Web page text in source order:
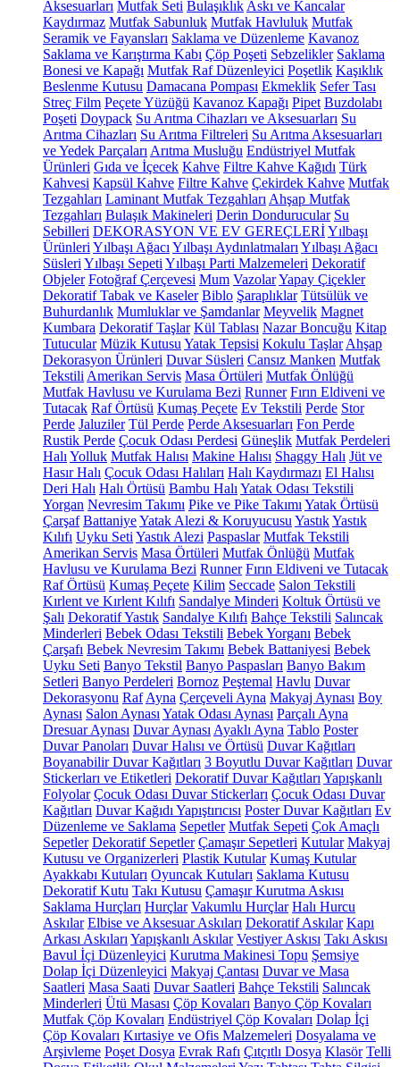
Aksesuarları Mutfak Seti Bulaşıklık Askı ve Kancalar
Kaydırmaz Mutfak Sabunluk Mutfak Havluluk Mutfak
Seramik ve Fayansları Saklama ve Düzenleme Kavanoz
Saklama ve Karıştırma Kabı Çöp Poşeti Sebzelikler Saklama
Bonesi ve Kapağı Mutfak Raf Düzenleyici Poşetlik Kaşıklık
Beslenme Kutusu Damacana Pompası Ekmeklik Sefer Tası
Streç Film Peçete Yüzüğü Kavanoz Kapağı Pipet Buzdolabı
Poşeti Doypack Su Arıtma Cihazları ve Aksesuarları Su
Arıtma Cihazları Su Arıtma Filtreleri Su Arıtma Aksesuarları
ve Yedek Parçaları Arıtma Musluğu Endüstriyel Mutfak
Ürünleri Gıda ve İçecek Kahve Filtre Kahve Kağıdı Türk
Kahvesi Kapsül Kahve Filtre Kahve Çekirdek Kahve Mutfak
Tezgahları Laminant Mutfak Tezgahları Ahşap Mutfak
Tezgahları Bulaşık Makineleri Derin Dondurucular Su
Sebilleri DEKORASYON VE EV GEREÇLERİYılbaşı
Ürünleri Yılbaşı Ağacı Yılbaşı Aydınlatmaları Yılbaşı Ağacı
Süsleri Yılbaşı Sepeti Yılbaşı Parti Malzemeleri Dekoratif
Objeler Fotoğraf Çerçevesi Mum VazolarYapay Çiçekler
Dekoratif Tabak ve Kaseler Biblo Şaraplıklar Tütsülük ve
Buhurdanlık Mumluklar ve Şamdanlar Meyvelik Magnet
Kumbara Dekoratif Taşlar Kül Tablası Nazar Boncuğu Kitap
Tutucular Müzik Kutusu Yatak Tepsisi Kokulu Taşlar Ahşap
Dekorasyon Ürünleri Duvar Süsleri Cansız Manken Mutfak
Tekstili Amerikan Servis Masa Örtüleri Mutfak Önlüğü
Mutfak Havlusu ve Kurulama Bezi Runner Fırın Eldiveni ve
Tutacak Raf Örtüsü Kumaş Peçete Ev Tekstili Perde Stor
Perde Jaluziler Tül Perde Perde Aksesuarları Fon Perde
Rustik Perde Çocuk Odası Perdesi Güneşlik Mutfak Perdeleri
Halı Yolluk Mutfak Halısı Makine Halısı Shaggy Halı Jüt ve
Hasır Halı Çocuk Odası Halıları Halı Kaydırmazı El Halısı
Deri Halı Halı Örtüsü Bambu Halı Yatak Odası Tekstili
Yorgan Nevresim Takımı Pike ve Pike Takımı Yatak Örtüsü
Çarşaf BattaniyeYatak Alezi & Koruyucusu YastıkYastık
Kılıfı Uyku Seti Yastık Alezi Paspaslar Mutfak Tekstili
Amerikan Servis Masa Örtüleri Mutfak Önlüğü Mutfak
Havlusu ve Kurulama Bezi Runner Fırın Eldiveni ve Tutacak
Raf Örtüsü Kumaş Peçete Kilim Seccade Salon Tekstili
Kırlent ve Kırlent Kılıfı Sandalye Minderi Koltuk Örtüsü ve
Şalı Dekoratif Yastık Sandalye Kılıfı Bahçe Tekstili Salıncak
Minderleri Bebek Odası Tekstili Bebek Yorganı Bebek
Çarşafı Bebek Nevresim Takımı Bebek Battaniyesi Bebek
Uyku Seti Banyo Tekstil Banyo Paspasları Banyo Bakım
Setleri Banyo Perdeleri Bornoz Peştemal Havlu Duvar
Dekorasyonu Raf Ayna Çerçeveli Ayna Makyaj Aynası Boy
Aynası Salon Aynası Yatak Odası Aynası Parçalı Ayna
Dresuar Aynası Duvar Aynası Ayaklı Ayna Tablo Poster
Duvar Panoları Duvar Halısı ve Örtüsü Duvar Kağıtları
Boyanabilir Duvar Kağıtları 3 Boyutlu Duvar Kağıtları Duvar
Stickerları ve Etiketleri Dekoratif Duvar Kağıtları Yapışkanlı
Folyolar Çocuk Odası Duvar Stickerları Çocuk Odası Duvar
Kağıtları Duvar Kağıdı Yapıştırıcısı Poster Duvar Kağıtları Ev
Düzenleme ve Saklama Sepetler Mutfak Sepeti Çok Amaçlı
Sepetler Dekoratif Sepetler Çamaşır Sepetleri Kutular Makyaj
Kutusu ve Organizerleri Plastik Kutular Kumaş Kutular
Ayakkabı Kutuları Oyuncak Kutuları Saklama Kutusu
Dekoratif Kutu Takı Kutusu Çamaşır Kurutma Askısı
Saklama Hurçları Hurçlar Vakumlu Hurçlar Halı Hurcu
Askılar Elbise ve Aksesuar Askıları Dekoratif Askılar Kapı
Arkası Askıları Yapışkanlı Askılar Vestiyer Askısı Takı Askısı
Bavul İçi Düzenleyici Kurutma Makinesi Topu Şemsiye
Dolap İçi Düzenleyici Makyaj Çantası Duvar ve Masa
Saatleri Masa Saati Duvar Saatleri Bahçe Tekstili Salıncak
Minderleri Ütü Masası Çöp Kovaları Banyo Çöp Kovaları
Mutfak Çöp Kovaları Endüstriyel Çöp Kovaları Dolap İçi
Çöp Kovaları Kırtasiye ve Ofis Malzemeleri Dosyalama ve
Arşivleme Poşet Dosya Evrak Rafı Çıtçıtlı Dosya Klasör Telli